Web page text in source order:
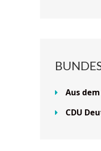
Aus
CDU